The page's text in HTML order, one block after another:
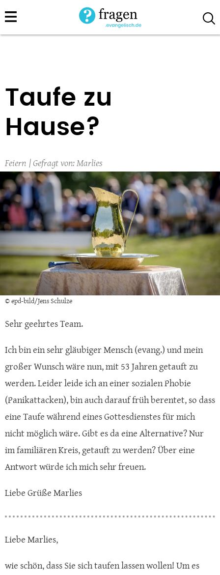
Direkt
zum
Taufe zu
Hause?
Feiern Marlies
© epd-bild/Jens Schulze
Sehr geehrtes Team.
Ich bin ein sehr gläubiger Mensch (evang.) und mein
großer Wunsch wäre nun, mit 53 Jahren getauft zu
werden. Leider leide ich an einer sozialen Phobie
(Panikattacken), bin auch darauf früh berentet, so dass
eine Taufe während eines Gottesdienstes für mich
nicht möglich wäre. Gibt es da eine Alternative? Nur
im familiären Kreis, getauft zu werden? Über eine
Antwort würde ich mich sehr freuen.
Liebe Grüße Marlies
Liebe Marlies,
wie schön, dass Sie sich taufen lassen wollen! Um es